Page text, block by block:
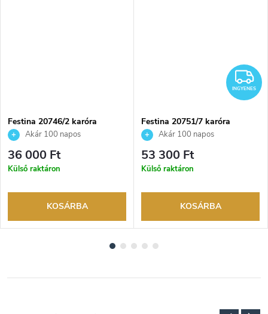
Festina 20746/2 karóra
Akár 100 napos
visszaküldési lehetőség. Hivatalos
márkakereskedő.
36 000 Ft
Külső raktáron
KOSÁRBA
INGYENES
Festina 20751/7 karóra
Akár 100 napos
visszaküldési lehetőség. Hivatalos
márkakereskedő.
53 300 Ft
Külső raktáron
KOSÁRBA